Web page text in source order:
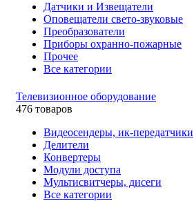
Датчики и Извещатели
Оповещатели свето-звуковые
Преобразователи
Приборы охранно-пожарные
Прочее
Все категории
Телевизионное оборудование
476 товаров
Видеосендеры, ик-передатчики
Делители
Конвертеры
Модули доступа
Мультисвитчеры, дисеги
Все категории